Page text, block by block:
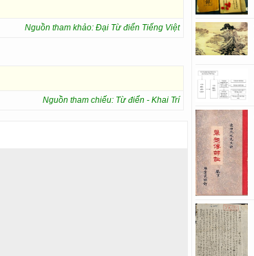
Nguồn tham khảo: Đại Từ điển Tiếng Việt
Nguồn tham chiếu: Từ điển - Khai Trí